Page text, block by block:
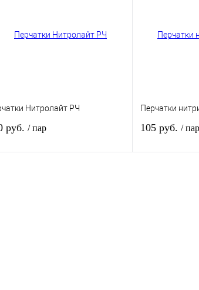
Нитролайт РЧ
руб. / пар
Перчатки
105 руб. / пар